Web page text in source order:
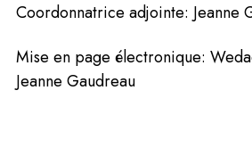
Coordonnatrice adjointe: Jeanne
Mise en page électronique:
Jeanne Gaudreau